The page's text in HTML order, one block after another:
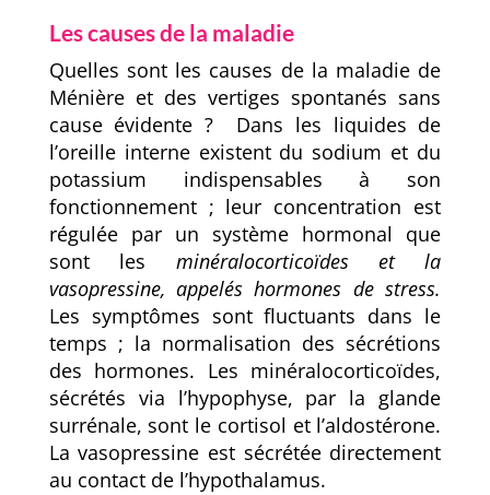
Les causes de la maladie
Quelles sont les causes de la maladie de
Ménière et des vertiges spontanés sans
cause évidente ? Dans les liquides de
l’oreille interne existent du sodium et du
potassium indispensables à son
fonctionnement ; leur concentration est
régulée par un système hormonal que
sont les minéralocorticoïdes et la
vasopressine, appelés hormones de stress.
Les symptômes sont fluctuants dans le
temps ; la normalisation des sécrétions
des hormones. Les minéralocorticoïdes,
sécrétés via l’hypophyse, par la glande
surrénale, sont le cortisol et l’aldostérone.
La vasopressine est sécrétée directement
au contact de l’hypothalamus.